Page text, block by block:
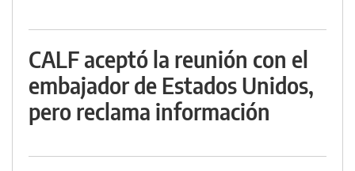
CALF aceptó la reunión con el
embajador de Estados Unidos,
pero reclama información